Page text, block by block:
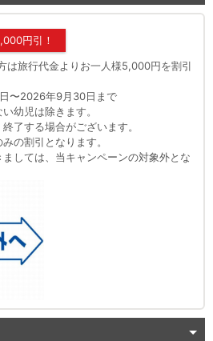
円引！
は旅行代金よりお一人様5,000円を割引
〜2026年9月30日まで
幼児は除きます。
了する場合がございます。
の割引となります。
しては、当キャンペーンの対象外とな